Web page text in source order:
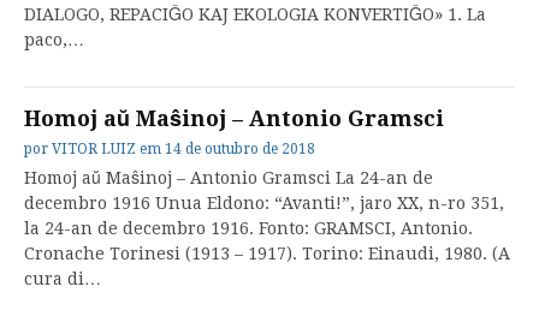
DIALOGO, REPACIĜO KAJ EKOLOGIA KONVERTIĜO» 1. La
paco,…
Homoj aŭ Maŝinoj – Antonio Gramsci
por VITOR LUIZ em 14 de outubro de 2018
Homoj aŭ Maŝinoj – Antonio Gramsci La 24-an de
decembro 1916 Unua Eldono: “Avanti!”, jaro XX, n-ro 351,
la 24-an de decembro 1916. Fonto: GRAMSCI, Antonio.
Cronache Torinesi (1913 – 1917). Torino: Einaudi, 1980. (A
cura di…